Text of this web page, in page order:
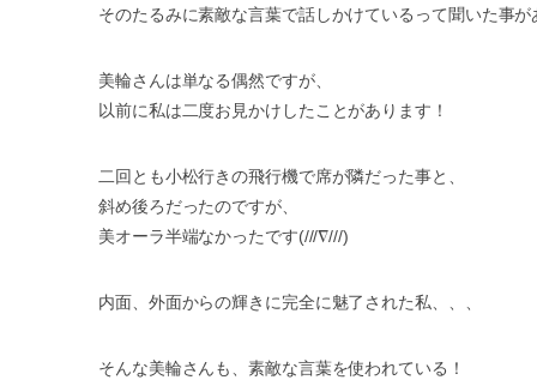
そのたるみに素敵な言葉で話しかけているって聞いた事が
美輪さんは単なる偶然ですが、
以前に私は二度お見かけしたことがあります！
二回とも小松行きの飛行機で席が隣だった事と、
斜め後ろだったのですが、
美オーラ半端なかったです(///∇///)
内面、外面からの輝きに完全に魅了された私、、、
そんな美輪さんも、素敵な言葉を使われている！